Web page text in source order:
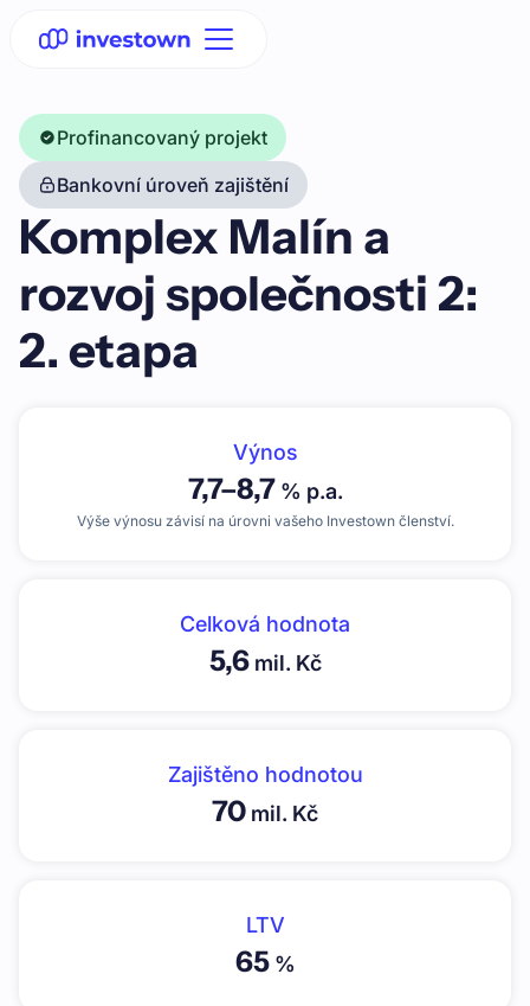
Profinancovaný projekt
Bankovní úroveň zajištění
Komplex Malín a
rozvoj společnosti 2:
2. etapa
Výnos
7,7–8,7 % p.a.
Výše výnosu závisí na úrovni vašeho Investown členství.
Celková hodnota
5,6mil. Kč
Zajištěno hodnotou
70 mil. Kč
LTV
65%